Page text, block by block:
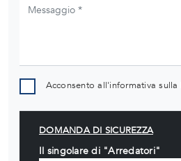
Acconsento all'informativa sulla
DOMANDA DI SICUREZZA
Il singolare di "Arredatori"